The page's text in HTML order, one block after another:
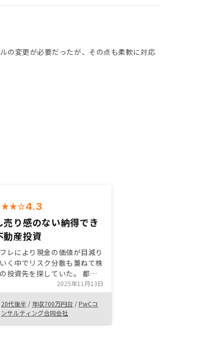
の変更が必要だったが、その点も柔軟に対応
4.3
売り感のない納得でき
動産投資
レにより現金の価値が目減り
く中でリスク分散も兼ねて株
投資先を探していた。 都内
の不動産であれば想定されるリ
許容範囲内と思い不動産投資
味を持った。 RENOSYは担当
し売り感もなく、質問に対し
確に回答をもらえたため信頼
2025年11月13日
20代後半 / 年収700万円台 /PwCコ
ンサルティング合同会社